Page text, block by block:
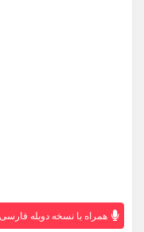
همراه با نسخه دوبله فارسی